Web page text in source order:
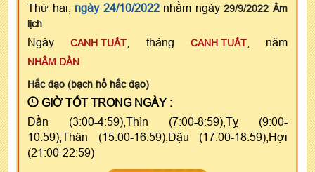
Thứ hai, ngày 24/10/2022nhằm ngày29/9/2022 Âm
lịch
NgàyCANH TUẤT , tháng CANH TUẤT, năm
NHÂM DẦN
Hắc đạo (bạch hổ hắc đạo)
GIỜ TỐT TRONG NGÀY :
Dần (3:00-4:59),Thìn (7:00-8:59),Tỵ (9:00-
10:59),Thân (15:00-16:59),Dậu (17:00-18:59),Hợi
(21:00-22:59)